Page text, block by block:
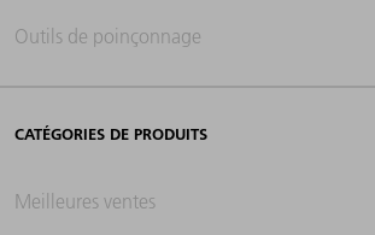
Outils de poinçonnage
CATÉGORIES DE PRODUITS
Meilleures ventes